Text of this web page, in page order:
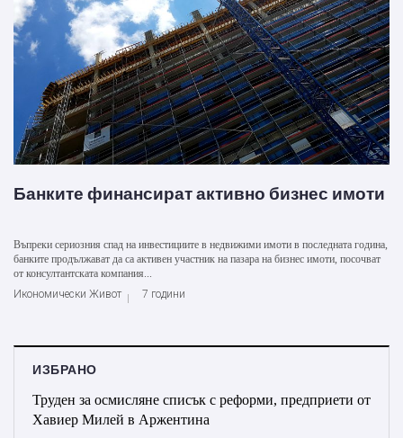
Банките финансират активно бизнес имоти
Въпреки сериозния спад на инвестициите в недвижими имоти в последната година,
банките продължават да са активен участник на пазара на бизнес имоти, посочват
от консултантската компания...
Икономически Живот
7 години
ИЗБРАНО
Труден за осмисляне списък с реформи, предприети от
Хавиер Милей в Аржентина